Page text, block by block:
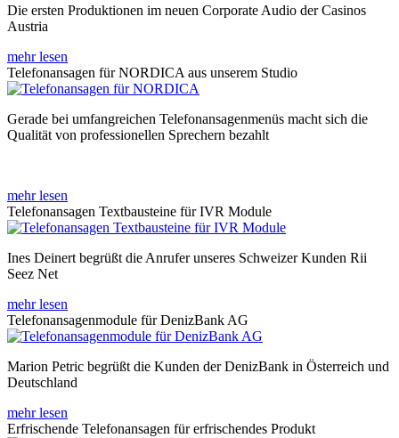
Die ersten Produktionen im neuen Corporate Audio der Casinos
Austria
mehr lesen
Telefonansagen für NORDICA aus unserem Studio
Gerade bei umfangreichen Telefonansagenmenüs macht sich die
Qualität von professionellen Sprechern bezahlt
mehr lesen
Telefonansagen Textbausteine für IVR Module
Ines Deinert begrüßt die Anrufer unseres Schweizer Kunden Rii
Seez Net
mehr lesen
Telefonansagenmodule für DenizBank AG
Marion Petric begrüßt die Kunden der DenizBank in Österreich und
Deutschland
mehr lesen
Erfrischende Telefonansagen für erfrischendes Produkt